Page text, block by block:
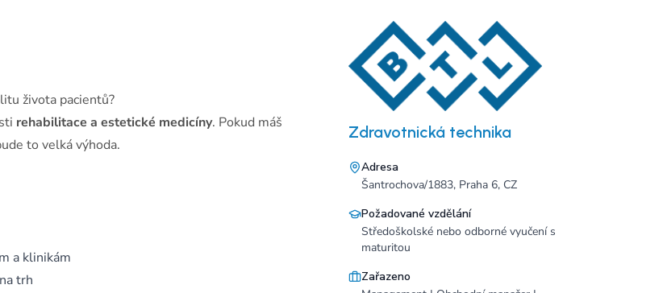
života pacientů?
rehabilitace a estetické medicíny. Pokud máš
to velká výhoda.
a klinikám
trh
Zdravotnická technika
Adresa
Šantrochova/1883, Praha 6, CZ
Požadované vzdělání
Středoškolské nebo odborné vyučení s
maturitou
Zařazeno